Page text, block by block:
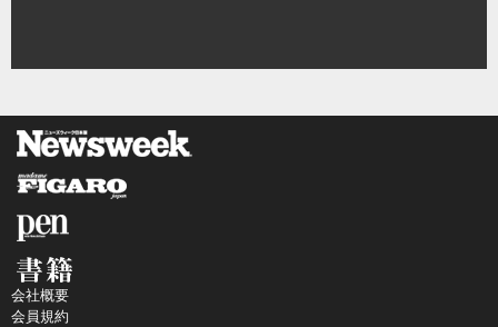
会社概要
会員規約